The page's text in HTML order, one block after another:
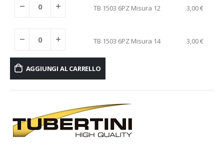
TB 1503 6PZ Misura 12 3,00€
TB 1503 6PZ Misura 14 3,00€
AGGIUNGI AL CARRELLO